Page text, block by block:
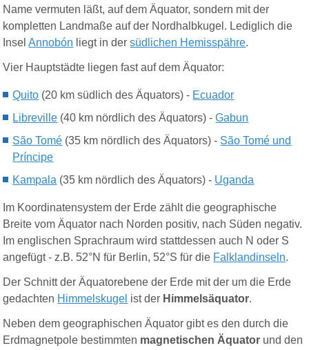
Name vermuten läßt, auf dem Äquator, sondern mit der
kompletten Landmaße auf der Nordhalbkugel. Lediglich die
InselAnnobón liegt in dersüdlichen Hemisspähre.
Vier Hauptstädte liegen fast auf dem Äquator:
Quito (20 kmsüdlich desÄquators) - Ecuador
Libreville (40 km nördlich des Äquators) -Gabun
São Tomé (35 km nördlich des Äquators) - São Tomé und
Príncipe
Kampala (35 km nördlich des Äquators) - Uganda
Im Koordinatensystem der Erde zählt die geographische
Breite vom Äquator nach Norden positiv, nach Süden negativ.
Im englischen Sprachraum wird stattdessen auch N oder S
angefügt - z.B. 52°N für Berlin, 52°S für die Falklandinseln.
Der Schnitt der Äquatorebene der Erde mit der um die Erde
gedachten Himmelskugel ist der Himmelsäquator.
Neben dem geographischen Äquator gibt es den durch die
Erdmagnetpole bestimmten magnetischen Äquator und den